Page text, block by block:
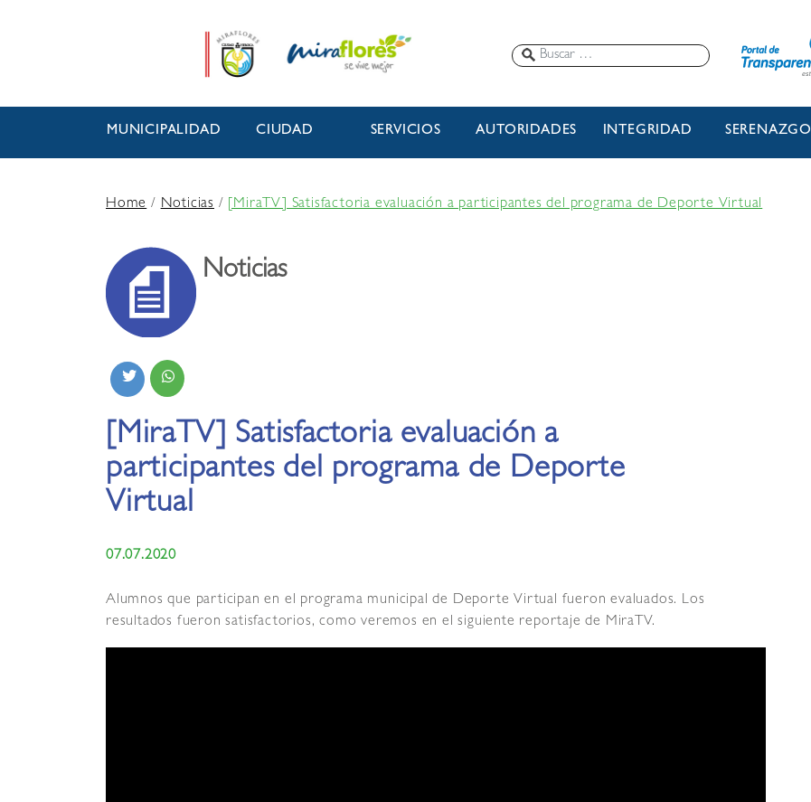
MUNICIPALIDAD CIUDAD SERVICIOS AUTORIDADES INTEGRIDAD SERENAZGO
Home/Noticias / [MiraTV] Satisfactoria evaluación a participantes del programa de Deporte Virtual
Noticias
[MiraTV] Satisfactoria evaluación a
participantes del programa de Deporte
Virtual
07.07.2020
Alumnos que participan en el programa municipal de Deporte Virtual fueron evaluados. Los
resultados fueron satisfactorios, como veremos en el siguiente reportaje de MiraTV.